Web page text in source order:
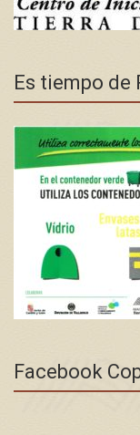
Es tiempo de
Facebook